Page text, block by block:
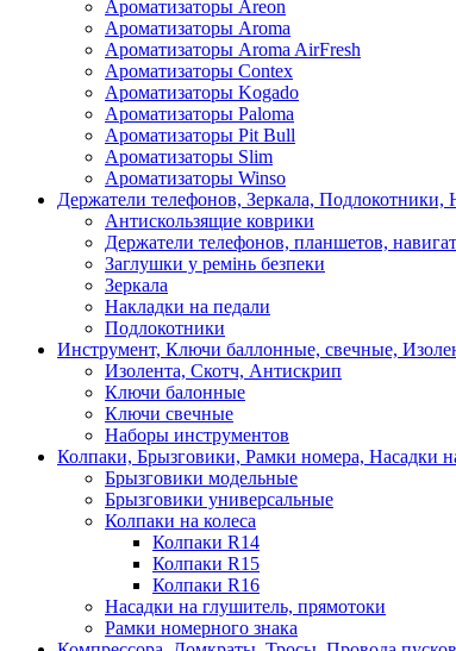
Ароматизаторы Areon
Ароматизаторы Aroma
Ароматизаторы Aroma AirFresh
Ароматизаторы Contex
Ароматизаторы Kogado
Ароматизаторы Paloma
Ароматизаторы Pit Bull
Ароматизаторы Slim
Ароматизаторы Winso
Держатели телефонов, Зеркала, Подлокотники,
Антискользящие коврики
Держатели телефонов, планшетов,
Заглушки у ремінь безпеки
Зеркала
Накладки на педали
Подлокотники
Инструмент, Ключи баллонные, свечные,
Изолента, Скотч, Антискрип
Ключи балонные
Ключи свечные
Наборы инструментов
Колпаки, Брызговики, Рамки номера, Насадки
Брызговики модельные
Брызговики универсальные
Колпаки на колеса
Колпаки R14
Колпаки R15
Колпаки R16
Насадки на глушитель, прямотоки
Рамки номерного знака